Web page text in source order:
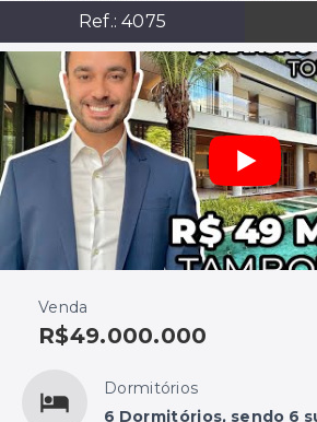
Ref.: 4075
Venda
R$49.000.000
Dormitórios
6 Dormitórios, sendo 6